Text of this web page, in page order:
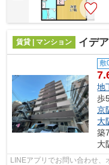
賃貸 | マンション イデ
敷
地
歩
京
大
築
大
LINEアプリでお問い合わせ、